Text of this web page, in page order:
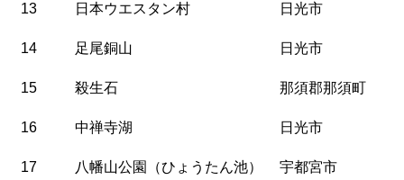
13 日本ウエスタン村 日光市
14 足尾銅山 日光市
15 殺生石 那須郡那須町
16 中禅寺湖 日光市
17 八幡山公園（ひょうたん池） 宇都宮市